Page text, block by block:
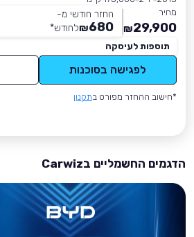
מחיר
29,900
₪
החזר חודשי מ-
680
₪לחודש*
תוספות לעיסקה
לפגישה בסוכנות
*חישוב ההחזר מפורט בתקנון
הדגמים החשמליים בCarwiz